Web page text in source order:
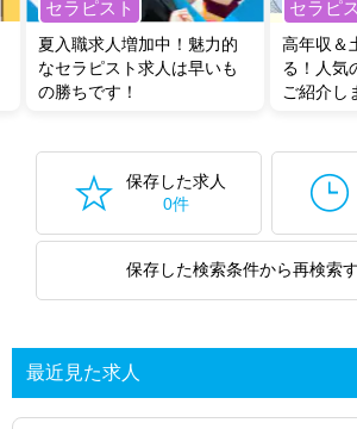
セラピスト
夏入職求人増加中！魅力的
なセラピスト求人は早いも
の勝ちです！
セラピ
高年収＆
る！人気
ご紹介し
保存した求人
0件
保存した検索条件から再検索
最近見た求人